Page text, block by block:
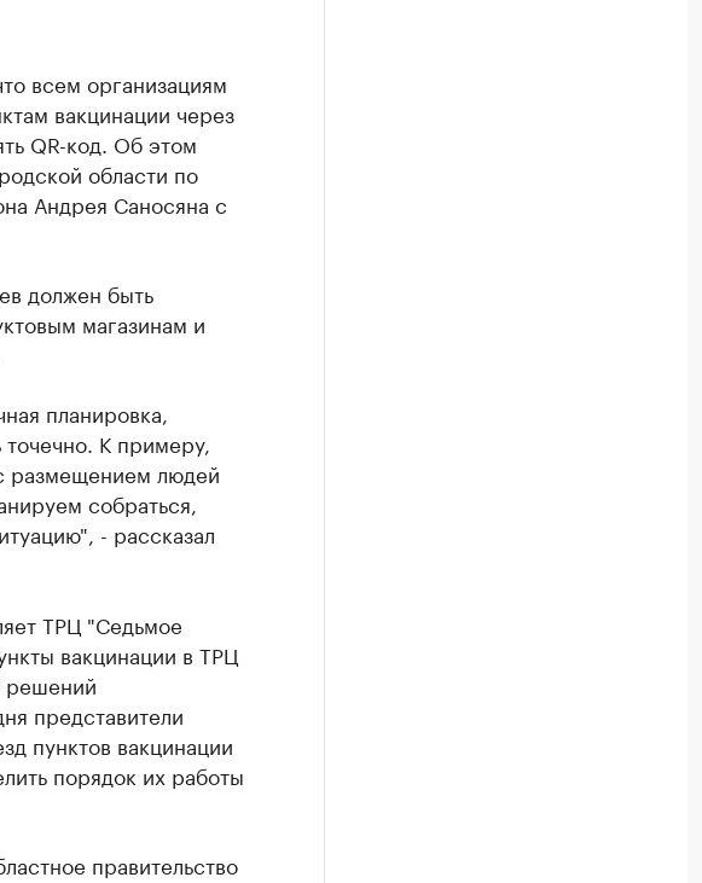
всем организациям
вакцинации через
QR-код. Об этом
области по
Андрея Саносяна с
должен быть
магазинам и
планировка,
К примеру,
размещением людей
собраться,
- рассказал
ТРЦ "Седьмое
вакцинации в ТРЦ
решений
представители
пунктов вакцинации
порядок их работы
правительство